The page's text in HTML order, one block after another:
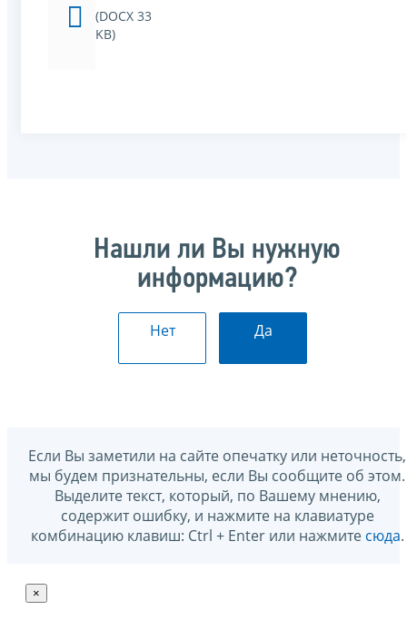
(DOCX 33
KB)
Нашли ли Вы нужную
информацию?
Нет Да
Если Вы заметили на сайте опечатку или неточность,
мы будем признательны, если Вы сообщите об этом.
Выделите текст, который, по Вашему мнению,
содержит ошибку, и нажмите на клавиатуре
комбинацию клавиш: Ctrl + Enter или нажмите сюда.
×